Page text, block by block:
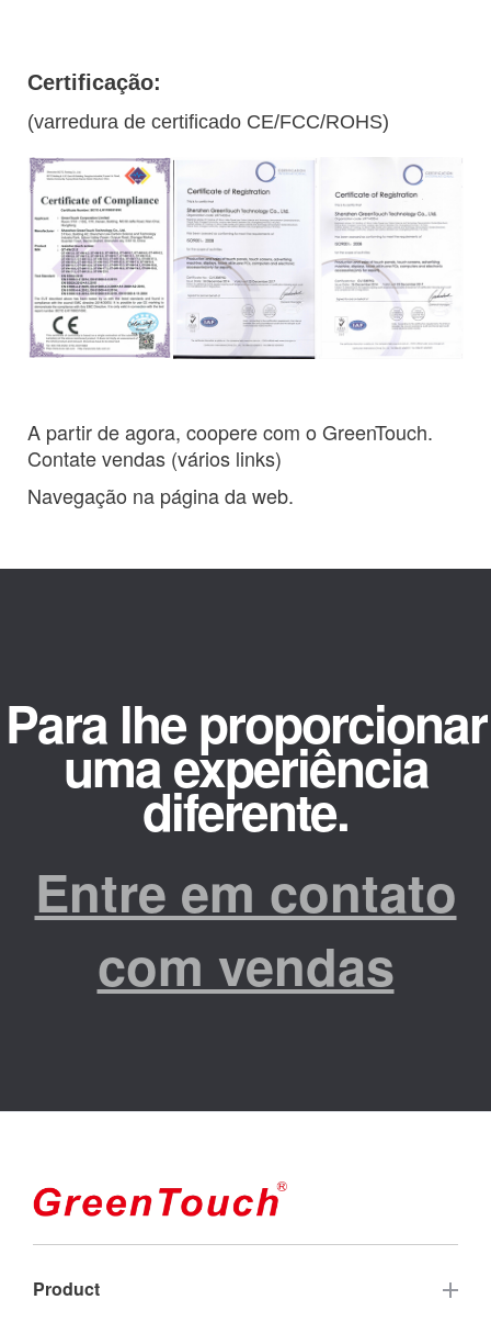
Certificação:
(varredura de certificado CE/FCC/ROHS)
A partir de agora, coopere com o GreenTouch.
Contate vendas (vários links)
Navegação na página da web.
Para lhe proporcionar
uma experiência
diferente.
Entre em contato
com vendas
Product